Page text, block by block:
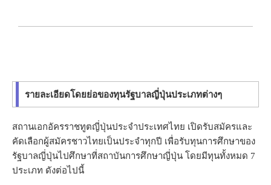
รายละเอียดโดยย่อของทุนรัฐบาลญี่ปุ่นประเภทต่างๆ
สถานเอกอัครราชทูตญี่ปุ่นประจำประเทศไทย เปิดรับสมัครและ
คัดเลือกผู้สมัครชาวไทยเป็นประจำทุกปี เพื่อรับทุนการศึกษาของ
รัฐบาลญี่ปุ่นไปศึกษาที่สถาบันการศึกษาญี่ปุ่น โดยมีทุนทั้งหมด 7
ประเภท ดังต่อไปนี้